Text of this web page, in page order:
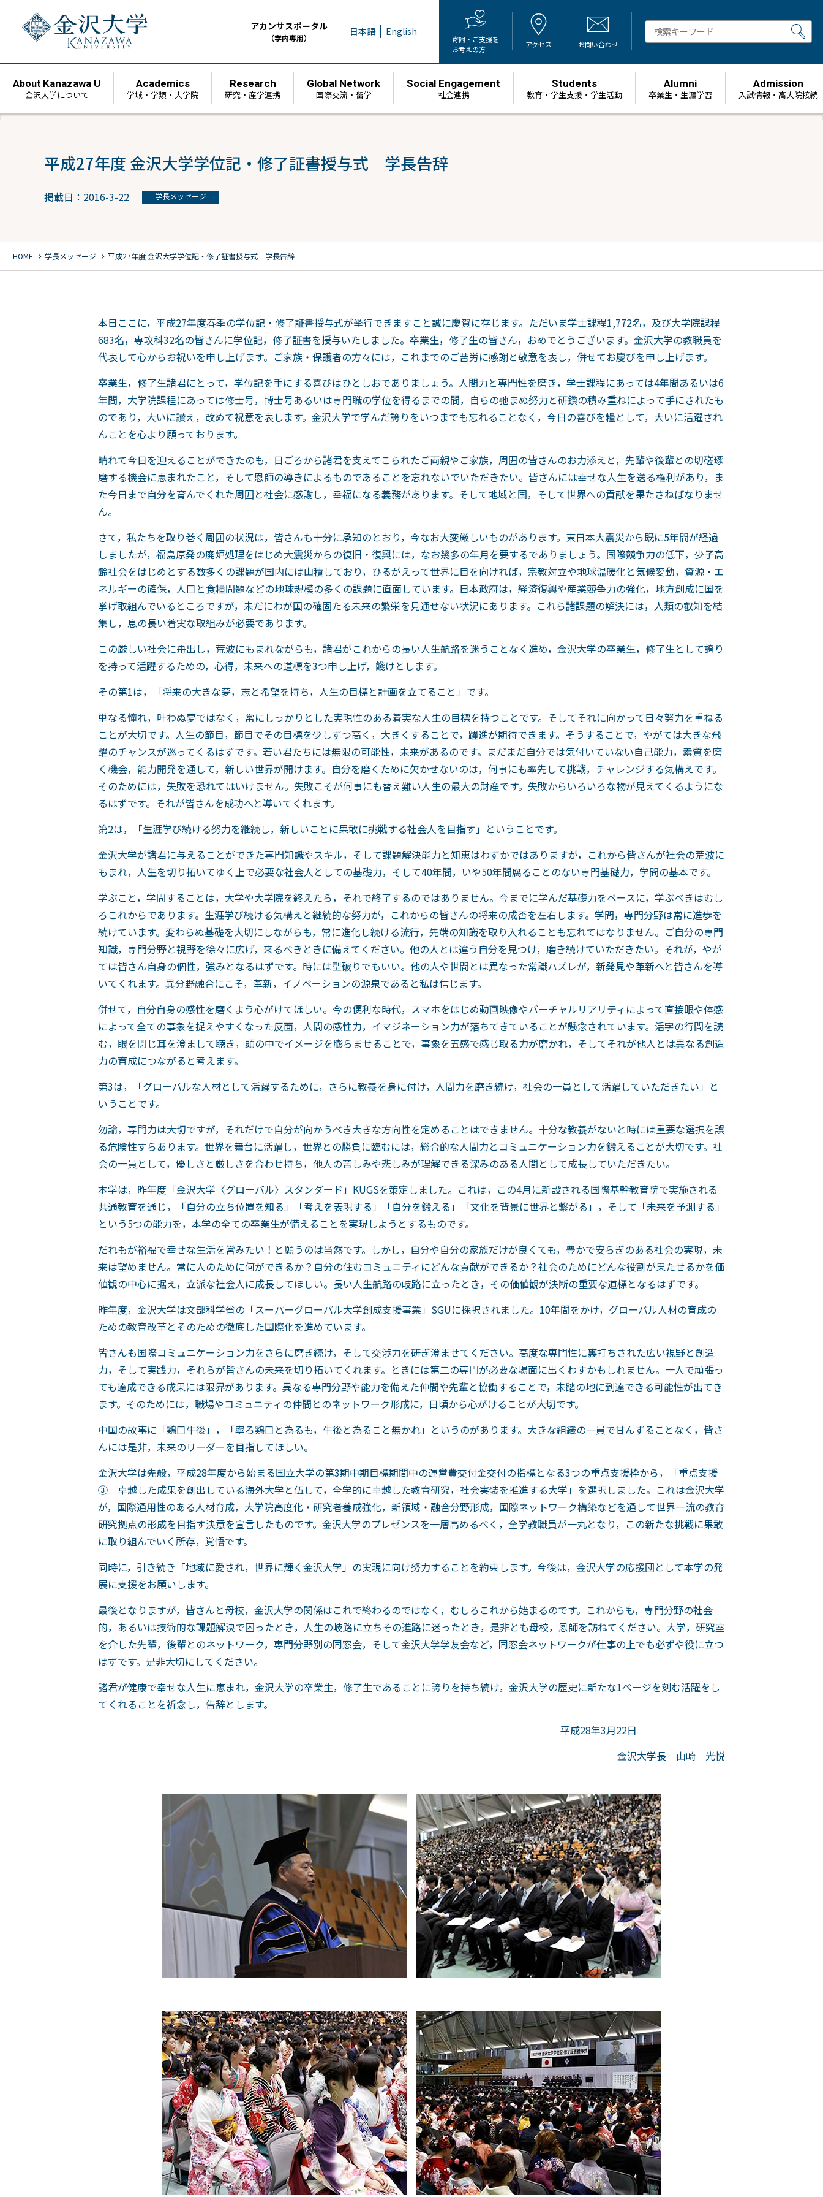
アカンサスポータル
（学内専用） 日本語 English
寄附・ご支援を
お考えの方
アクセス お問い合わせ
About Kanazawa U
金沢大学について
Academics
学域・学類・大学院
Research
研究・産学連携
Global Network
国際交流・留学
Social Engagement
社会連携
Students
教育・学生支援・学生活動
Alumni
卒業生・生涯学習
Admission
⼊試情報・高大院接続
平成27年度 金沢大学学位記・修了証書授与式 学長告辞
掲載日：2016-3-22 学長メッセージ
HOME chevron_right 学長メッセージ chevron_right 平成27年度 金沢大学学位記・修了証書授与式 学長告辞
本日ここに，平成27年度春季の学位記・修了証書授与式が挙行できますこと誠に慶賀に存じます。ただいま学士課程1,772名，及び大学院課程
683名，専攻科32名の皆さんに学位記，修了証書を授与いたしました。卒業生，修了生の皆さん，おめでとうございます。金沢大学の教職員を
代表して心からお祝いを申し上げます。ご家族・保護者の方々には，これまでのご苦労に感謝と敬意を表し，併せてお慶びを申し上げます。
卒業生，修了生諸君にとって，学位記を手にする喜びはひとしおでありましょう。人間力と専門性を磨き，学士課程にあっては4年間あるいは6
年間，大学院課程にあっては修士号，博士号あるいは専門職の学位を得るまでの間，自らの弛まぬ努力と研鑽の積み重ねによって手にされたも
のであり，大いに讃え，改めて祝意を表します。金沢大学で学んだ誇りをいつまでも忘れることなく，今日の喜びを糧として，大いに活躍され
んことを心より願っております。
晴れて今日を迎えることができたのも，日ごろから諸君を支えてこられたご両親やご家族，周囲の皆さんのお力添えと，先輩や後輩との切磋琢
磨する機会に恵まれたこと，そして恩師の導きによるものであることを忘れないでいただきたい。皆さんには幸せな人生を送る権利があり，ま
た今日まで自分を育んでくれた周囲と社会に感謝し，幸福になる義務があります。そして地域と国，そして世界への貢献を果たさねばなりませ
ん。
さて，私たちを取り巻く周囲の状況は，皆さんも十分に承知のとおり，今なお大変厳しいものがあります。東日本大震災から既に5年間が経過
しましたが，福島原発の廃炉処理をはじめ大震災からの復旧・復興には，なお幾多の年月を要するでありましょう。国際競争力の低下，少子高
齢社会をはじめとする数多くの課題が国内には山積しており，ひるがえって世界に目を向ければ，宗教対立や地球温暖化と気候変動，資源・エ
ネルギーの確保，人口と食糧問題などの地球規模の多くの課題に直面しています。日本政府は，経済復興や産業競争力の強化，地方創成に国を
挙げ取組んでいるところですが，未だにわが国の確固たる未来の繁栄を見通せない状況にあります。これら諸課題の解決には，人類の叡知を結
集し，息の長い着実な取組みが必要であります。
この厳しい社会に舟出し，荒波にもまれながらも，諸君がこれからの長い人生航路を迷うことなく進め，金沢大学の卒業生，修了生として誇り
を持って活躍するための，心得，未来への道標を3つ申し上げ，餞けとします。
その第1は，「将来の大きな夢，志と希望を持ち，人生の目標と計画を立てること」です。
単なる憧れ，叶わぬ夢ではなく，常にしっかりとした実現性のある着実な人生の目標を持つことです。そしてそれに向かって日々努力を重ねる
ことが大切です。人生の節目，節目でその目標を少しずつ高く，大きくすることで，躍進が期待できます。そうすることで，やがては大きな飛
躍のチャンスが巡ってくるはずです。若い君たちには無限の可能性，未来があるのです。まだまだ自分では気付いていない自己能力，素質を磨
く機会，能力開発を通して，新しい世界が開けます。自分を磨くために欠かせないのは，何事にも率先して挑戦，チャレンジする気構えです。
そのためには，失敗を恐れてはいけません。失敗こそが何事にも替え難い人生の最大の財産です。失敗からいろいろな物が見えてくるようにな
るはずです。それが皆さんを成功へと導いてくれます。
第2は，「生涯学び続ける努力を継続し，新しいことに果敢に挑戦する社会人を目指す」ということです。
金沢大学が諸君に与えることができた専門知識やスキル，そして課題解決能力と知恵はわずかではありますが，これから皆さんが社会の荒波に
もまれ，人生を切り拓いてゆく上で必要な社会人としての基礎力，そして40年間，いや50年間腐ることのない専門基礎力，学問の基本です。
学ぶこと，学問することは，大学や大学院を終えたら，それで終了するのではありません。今までに学んだ基礎力をベースに，学ぶべきはむし
ろこれからであります。生涯学び続ける気構えと継続的な努力が，これからの皆さんの将来の成否を左右します。学問，専門分野は常に進歩を
続けています。変わらぬ基礎を大切にしながらも，常に進化し続ける流行，先端の知識を取り入れることも忘れてはなりません。ご自分の専門
知識，専門分野と視野を徐々に広げ，来るべきときに備えてください。他の人とは違う自分を見つけ，磨き続けていただきたい。それが，やが
ては皆さん自身の個性，強みとなるはずです。時には型破りでもいい。他の人や世間とは異なった常識ハズレが，新発見や革新へと皆さんを導
いてくれます。異分野融合にこそ，革新，イノベーションの源泉であると私は信じます。
併せて，自分自身の感性を磨くよう心がけてほしい。今の便利な時代，スマホをはじめ動画映像やバーチャルリアリティによって直接眼や体感
によって全ての事象を捉えやすくなった反面，人間の感性力，イマジネーション力が落ちてきていることが懸念されています。活字の行間を読
む，眼を閉じ耳を澄まして聴き，頭の中でイメージを膨らませることで，事象を五感で感じ取る力が磨かれ，そしてそれが他人とは異なる創造
力の育成につながると考えます。
第3は，「グローバルな人材として活躍するために，さらに教養を身に付け，人間力を磨き続け，社会の一員として活躍していただきたい」と
いうことです。
勿論，専門力は大切ですが，それだけで自分が向かうべき大きな方向性を定めることはできません。十分な教養がないと時には重要な選択を誤
る危険性すらあります。世界を舞台に活躍し，世界との勝負に臨むには，総合的な人間力とコミュニケーション力を鍛えることが大切です。社
会の一員として，優しさと厳しさを合わせ持ち，他人の苦しみや悲しみが理解できる深みのある人間として成長していただきたい。
本学は，昨年度「金沢大学〈グローバル〉スタンダード」KUGSを策定しました。これは，この4月に新設される国際基幹教育院で実施される
共通教育を通じ，「自分の立ち位置を知る」「考えを表現する」「自分を鍛える」「文化を背景に世界と繋がる」，そして「未来を予測する」
という5つの能力を，本学の全ての卒業生が備えることを実現しようとするものです。
だれもが裕福で幸せな生活を営みたい！と願うのは当然です。しかし，自分や自分の家族だけが良くても，豊かで安らぎのある社会の実現，未
来は望めません。常に人のために何ができるか？自分の住むコミュニティにどんな貢献ができるか？社会のためにどんな役割が果たせるかを価
値観の中心に据え，立派な社会人に成長してほしい。長い人生航路の岐路に立ったとき，その価値観が決断の重要な道標となるはずです。
昨年度，金沢大学は文部科学省の「スーパーグローバル大学創成支援事業」SGUに採択されました。10年間をかけ，グローバル人材の育成の
ための教育改革とそのための徹底した国際化を進めています。
皆さんも国際コミュニケーション力をさらに磨き続け，そして交渉力を研ぎ澄ませてください。高度な専門性に裏打ちされた広い視野と創造
力，そして実践力，それらが皆さんの未来を切り拓いてくれます。ときには第二の専門が必要な場面に出くわすかもしれません。一人で頑張っ
ても達成できる成果には限界があります。異なる専門分野や能力を備えた仲間や先輩と協働することで，未踏の地に到達できる可能性が出てき
ます。そのためには，職場やコミュニティの仲間とのネットワーク形成に，日頃から心がけることが大切です。
中国の故事に「鶏口牛後」，「寧ろ鶏口と為るも，牛後と為ること無かれ」というのがあります。大きな組織の一員で甘んずることなく，皆さ
んには是非，未来のリーダーを目指してほしい。
金沢大学は先般，平成28年度から始まる国立大学の第3期中期目標期間中の運営費交付金交付の指標となる3つの重点支援枠から，「重点支援
③ 卓越した成果を創出している海外大学と伍して，全学的に卓越した教育研究，社会実装を推進する大学」を選択しました。これは金沢大学
が，国際通用性のある人材育成，大学院高度化・研究者養成強化，新領域・融合分野形成，国際ネットワーク構築などを通して世界一流の教育
研究拠点の形成を目指す決意を宣言したものです。金沢大学のプレゼンスを一層高めるべく，全学教職員が一丸となり，この新たな挑戦に果敢
に取り組んでいく所存，覚悟です。
同時に，引き続き「地域に愛され，世界に輝く金沢大学」の実現に向け努力することを約束します。今後は，金沢大学の応援団として本学の発
展に支援をお願いします。
最後となりますが，皆さんと母校，金沢大学の関係はこれで終わるのではなく，むしろこれから始まるのです。これからも，専門分野の社会
的，あるいは技術的な課題解決で困ったとき，人生の岐路に立ちその進路に迷ったとき，是非とも母校，恩師を訪ねてください。大学，研究室
を介した先輩，後輩とのネットワーク，専門分野別の同窓会，そして金沢大学学友会など，同窓会ネットワークが仕事の上でも必ずや役に立つ
はずです。是非大切にしてください。
諸君が健康で幸せな人生に恵まれ，金沢大学の卒業生，修了生であることに誇りを持ち続け，金沢大学の歴史に新たな1ページを刻む活躍をし
てくれることを祈念し，告辞とします。
平成28年3月22日
金沢大学長 山崎 光悦